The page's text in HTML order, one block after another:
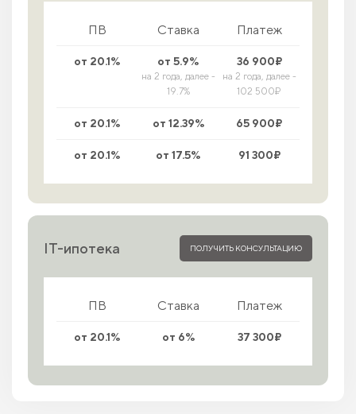
ПВ Ставка Платеж
от 20.1% от 5.9%
на 2 года, далее -
19.7%
36 900₽
на 2 года, далее -
102 500₽
от 20.1% от 12.39% 65 900₽
от 20.1% от 17.5% 91 300₽
IT-ипотека ПОЛУЧИТЬ КОНСУЛЬТАЦИЮ
ПВ Ставка Платеж
от 20.1% от 6% 37 300₽